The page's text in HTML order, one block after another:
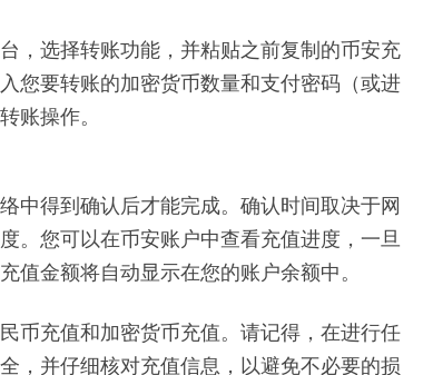
，选择转账功能，并粘贴之前复制的币安充
您要转账的加密货币数量和支付密码（或进
账操作。
中得到确认后才能完成。确认时间取决于网
。您可以在币安账户中查看充值进度，一旦
值金额将自动显示在您的账户余额中。
币充值和加密货币充值。请记得，在进行任
，并仔细核对充值信息，以避免不必要的损